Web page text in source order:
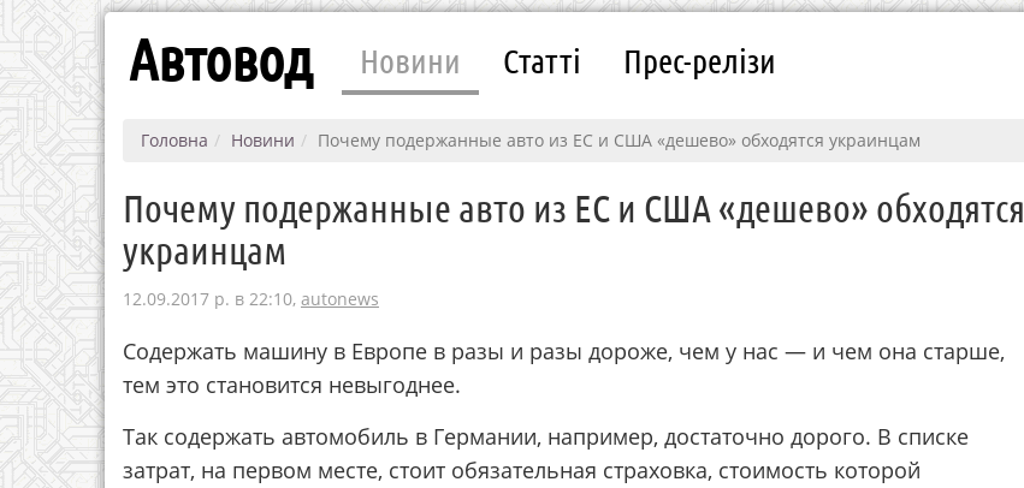
Автовод Новини Статті Прес-релізи
Головна Новини Почему подержанные авто из ЕС и США «дешево» обходятся украинцам
Почему подержанные авто из ЕС и США «дешево» обходятся
украинцам
12.09.2017 р. в 22:10, autonews
Содержать машину в Европе в разы и разы дороже, чем у нас — и чем она старше,
тем это становится невыгоднее.
Так содержать автомобиль в Германии, например, достаточно дорого. В списке
затрат, на первом месте, стоит обязательная страховка, стоимость которой